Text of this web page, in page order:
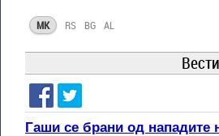
MK RS BG AL
Вести
Гаши се брани од